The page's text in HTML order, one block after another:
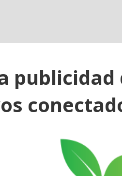
publicidad